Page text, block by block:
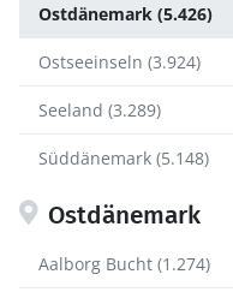
Ostdänemark (5.426)
Ostseeinseln (3.924)
Seeland (3.289)
Süddänemark (5.148)
Ostdänemark
Aalborg Bucht (1.274)